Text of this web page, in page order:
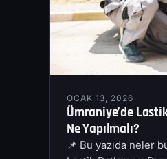
OCAK 13, 2026
Ümraniye’de
Ne Yapılmalı?
📌 Bu yazıda neler